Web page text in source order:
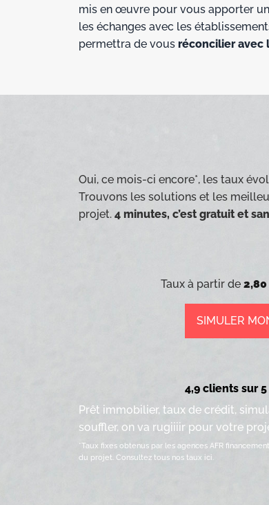
mis en œuvre pour vous apporter
les échanges avec les
permettra de vous réconcilier avec
Oui, ce mois-ci encore*, les taux
Trouvons les solutions et les
projet. 4 minutes, c’est gratuit et
Taux à partir de 2,80
SIMULER
4,9 clients sur
Prêt immobilier, taux de crédit,
souffler, on va rugiiiir pour votre
*Taux fixes obtenus par les agences AFR
du projet. Consultez tous nos taux ici.